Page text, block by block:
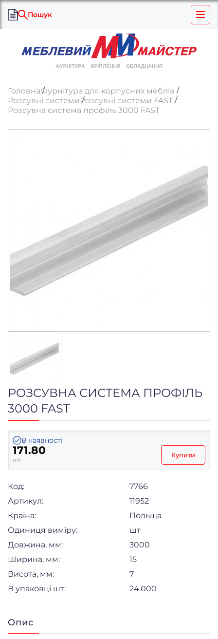
Пошук
ГоловнаФурнітура для корпусних меблів
Розсувні системиРозсувні системи FAST
Розсувна система профіль 3000 FAST
РОЗСУВНА СИСТЕМА ПРОФІЛЬ
3000 FAST
В наявності
171.80
шт
Купити
Код:
7766
Артикул:
11952
Країна:
Польща
Одиниця виміру:
шт
Довжина, мм:
3000
Ширина, мм:
15
Висота, мм:
7
В упаковці шт:
24.000
Опис